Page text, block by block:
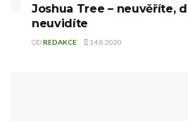
Joshua Tree – neuvěříte,
neuvidíte
ODREDAKCE 14.8.2020